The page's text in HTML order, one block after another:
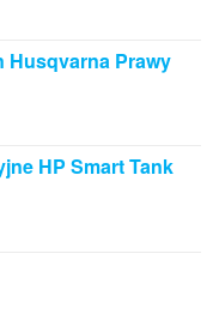
Husqvarna Prawy
HP Smart Tank